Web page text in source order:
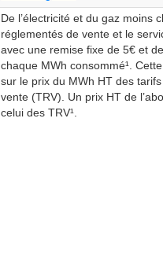
De l’électricité et du gaz moins
réglementés de vente et le
avec une remise fixe de 5€ et
chaque MWh consommé¹.
sur le prix du MWh HT des
vente (TRV). Un prix HT de
celui des TRV¹.